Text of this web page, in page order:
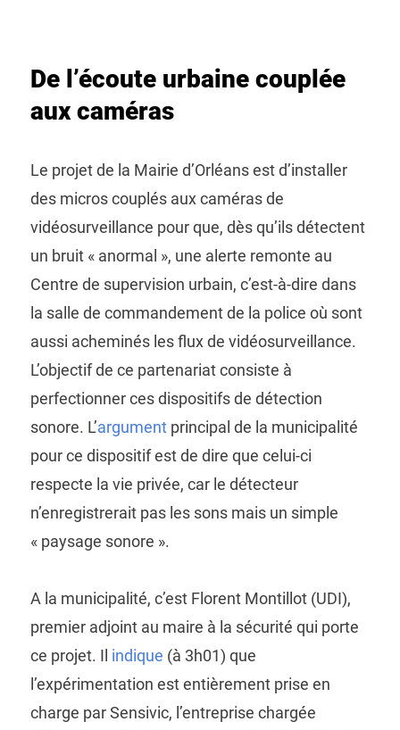
De l’écoute urbaine couplée
aux caméras
Le projet de la Mairie d’Orléans est d’installer
des micros couplés aux caméras de
vidéosurveillance pour que, dès qu’ils détectent
un bruit « anormal », une alerte remonte au
Centre de supervision urbain, c’est-à-dire dans
la salle de commandement de la police où sont
aussi acheminés les flux de vidéosurveillance.
L’objectif de ce partenariat consiste à
perfectionner ces dispositifs de détection
sonore. L’argumentprincipal de la municipalité
pour ce dispositif est de dire que celui-ci
respecte la vie privée, car le détecteur
n’enregistrerait pas les sons mais un simple
« paysage sonore ».
A la municipalité, c’est Florent Montillot (UDI),
premier adjoint au maire à la sécurité qui porte
ce projet. Il indique (à 3h01) que
l’expérimentation est entièrement prise en
charge par Sensivic, l’entreprise chargée